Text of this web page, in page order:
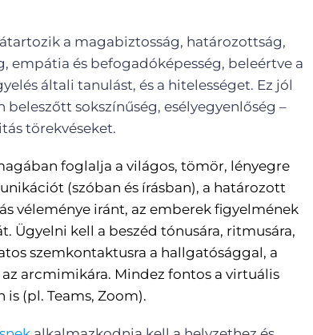
a magabiztosság, határozottság,
empátia és befogadóképesség, beleértve a
általi tanulást, és a hitelességet. Ez jól
sokszínűség, esélyegyenlőség –
törekvéseket.
foglalja a világos, tömör, lényegre
(szóban és írásban), a határozott
véleménye iránt, az emberek figyelmének
Ügyelni kell a beszéd tónusára, ritmusára,
szemkontaktusra a hallgatósággal, a
arcmimikára. Mindez fontos a virtuális
(pl. Teams, Zoom).